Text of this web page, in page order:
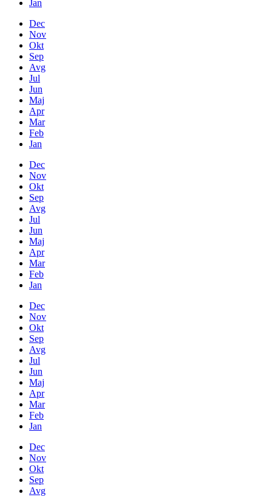
Jan
Dec
Nov
Okt
Sep
Avg
Jul
Jun
Maj
Apr
Mar
Feb
Jan
Dec
Nov
Okt
Sep
Avg
Jul
Jun
Maj
Apr
Mar
Feb
Jan
Dec
Nov
Okt
Sep
Avg
Jul
Jun
Maj
Apr
Mar
Feb
Jan
Dec
Nov
Okt
Sep
Avg